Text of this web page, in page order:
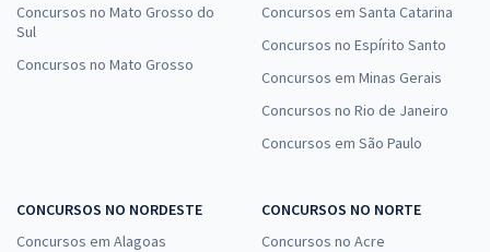
Concursos no Mato Grosso do
Sul
Concursos no Mato Grosso
Concursos em Santa Catarina
Concursos no Espírito Santo
Concursos em Minas Gerais
Concursos no Rio de Janeiro
Concursos em São Paulo
CONCURSOS NO NORDESTE
Concursos em Alagoas
CONCURSOS NO NORTE
Concursos no Acre